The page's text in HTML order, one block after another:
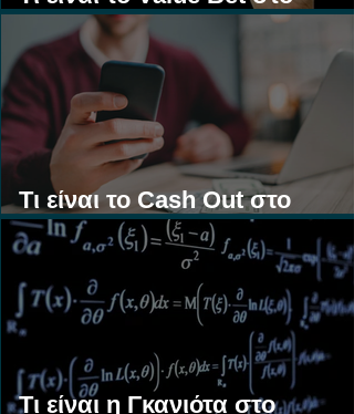
Στοίχημα;
Τι είναι το Cash Out στο
Στοίχημα;
Τι είναι η Γκανιότα στο